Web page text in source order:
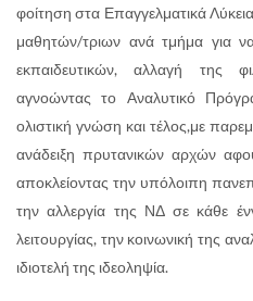
φοίτηση στα Επαγγελματικά
μαθητών/τριων ανά τμήμα για
εκπαιδευτικών, αλλαγή της
αγνοώντας το Αναλυτικό
ολιστική γνώση και τέλος,με
ανάδειξη πρυτανικών αρχών
αποκλείοντας την υπόλοιπη
την αλλεργία της ΝΔ σε κάθε
λειτουργίας, την κοινωνική της
ιδιοτελή της ιδεοληψία.